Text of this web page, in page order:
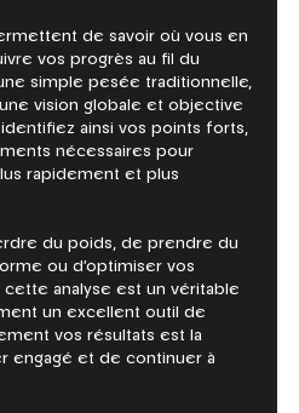
de savoir où vous en
vos progrès au fil du
simple pesée traditionnelle,
une vision globale et objective
ainsi vos points forts,
nécessaires pour
rapidement et plus
du poids, de prendre du
ou d’optimiser vos
analyse est un véritable
un excellent outil de
vos résultats est la
engagé et de continuer à